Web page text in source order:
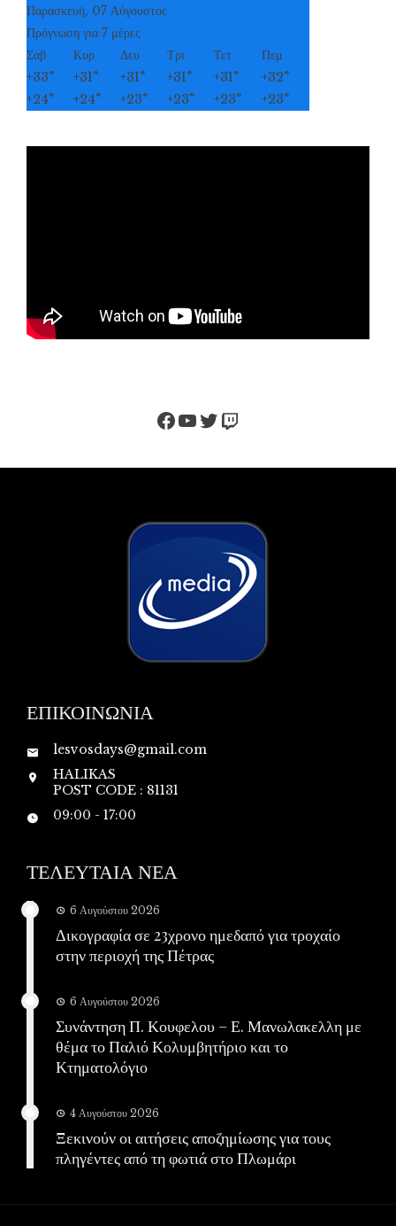
Παρασκευή, 07 Αύγουστος
Πρόγνωση για 7 μέρες
Σαβ
Κυρ Δευ Τρι Τετ
Πεμ
+33° +31° +31° +31° +31° +32°
+24° +24° +23° +23° +23° +23°
Facebook
YouTube
Twitter
Twitch
ΕΠΙΚΟΙΝΩΝΙΑ
lesvosdays@gmail.com
HALIKAS
POST CODE : 81131
09:00 - 17:00
ΤΕΛΕΥΤΑΙΑ ΝΕΑ
6 Αυγούστου 2026
Δικογραφία σε 23χρονο ημεδαπό για τροχαίο
στην περιοχή της Πέτρας
6 Αυγούστου 2026
Συνάντηση Π. Κουφελου – Ε. Μανωλακελλη με
θέμα το Παλιό Κολυμβητήριο και το
Κτηματολόγιο
4 Αυγούστου 2026
Ξεκινούν οι αιτήσεις αποζημίωσης για τους
πληγέντες από τη φωτιά στο Πλωμάρι